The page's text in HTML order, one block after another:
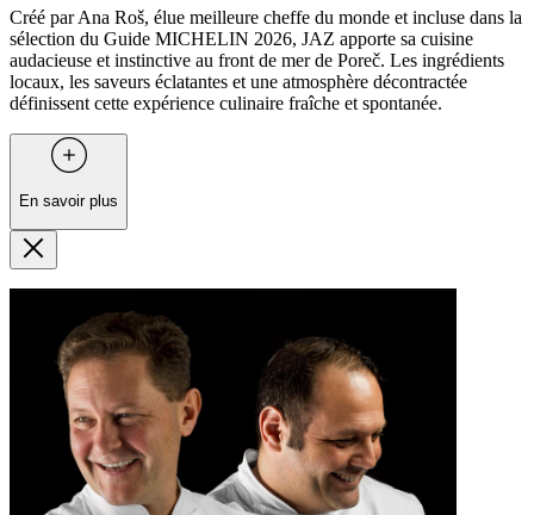
Créé par Ana Roš, élue meilleure cheffe du monde et incluse dans la
sélection du Guide MICHELIN 2026, JAZ apporte sa cuisine
audacieuse et instinctive au front de mer de Poreč. Les ingrédients
locaux, les saveurs éclatantes et une atmosphère décontractée
définissent cette expérience culinaire fraîche et spontanée.
En savoir plus